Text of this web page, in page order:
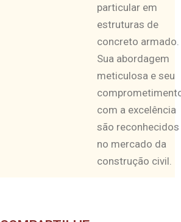
particular em
estruturas de
concreto armado.
Sua abordagem
meticulosa e seu
com a excelência
são reconhecidos
no mercado da
construção civil.